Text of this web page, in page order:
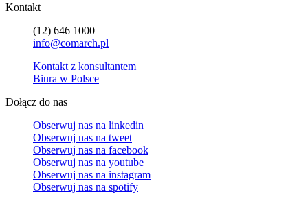
Kontakt
(12) 646 1000
info@comarch.pl
Kontakt z konsultantem
Biura w Polsce
Dołącz do nas
Obserwuj nas na linkedin
Obserwuj nas na tweet
Obserwuj nas na facebook
Obserwuj nas na youtube
Obserwuj nas na instagram
Obserwuj nas na spotify